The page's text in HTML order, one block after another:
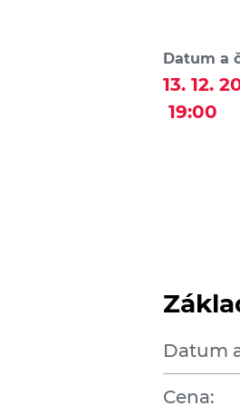
Datum a
13. 12.
19:00
Datum
Cena: